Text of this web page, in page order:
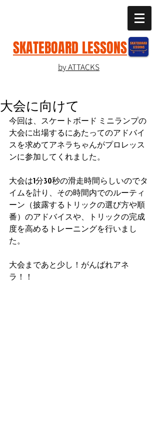
SKATEBOARD LESSONS
by ATTACKS
大会に向けて
今回は、スケートボード ミニランプの
大会に出場するにあたってのアドバイ
スを求めてアネラちゃんがプロレッス
ンに参加してくれました。
大会は1分30秒の滑走時間らしいのでタ
イムを計り、その時間内でのルーティ
ーン（披露するトリックの選び方や順
番）のアドバイスや、トリックの完成
度を高めるトレーニングを行いまし
た。
大会まであと少し！がんばれアネ
ラ！！